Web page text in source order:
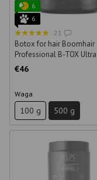
6
6
21
Botox for hair Boomhair
Professional B-TOX
€46
Waga
100 g 500 g